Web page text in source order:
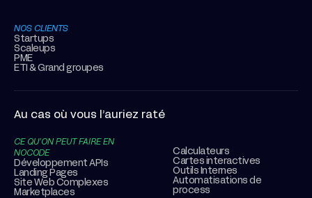
NOS CLIENTS
Startups
Scaleups
PME
ETI & Grand groupes
Au cas où vous l’auriez raté
CE QU’ON PEUT FAIRE EN
NOCODE
Développement APIs
Landing Pages
Site Web Complexes
Marketplaces
Calculateurs
Cartes interactives
Outils Internes
Automatisations de
process